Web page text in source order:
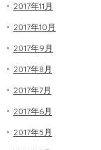
2017年11月
2017年10月
2017年9月
2017年8月
2017年7月
2017年6月
2017年5月